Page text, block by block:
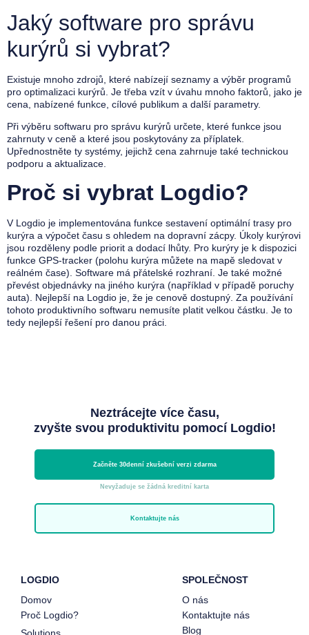
Jaký software pro správu
kurýrů si vybrat?
Existuje mnoho zdrojů, které nabízejí seznamy a výběr programů
pro optimalizaci kurýrů. Je třeba vzít v úvahu mnoho faktorů, jako je
cena, nabízené funkce, cílové publikum a další parametry.
Při výběru softwaru pro správu kurýrů určete, které funkce jsou
zahrnuty v ceně a které jsou poskytovány za příplatek.
Upřednostněte ty systémy, jejichž cena zahrnuje také technickou
podporu a aktualizace.
Proč si vybrat Logdio?
V Logdio je implementována funkce sestavení optimální trasy pro
kurýra a výpočet času s ohledem na dopravní zácpy. Úkoly kurýrovi
jsou rozděleny podle priorit a dodací lhůty. Pro kurýry je k dispozici
funkce GPS-tracker (polohu kurýra můžete na mapě sledovat v
reálném čase). Software má přátelské rozhraní. Je také možné
převést objednávky na jiného kurýra (například v případě poruchy
auta). Nejlepší na Logdio je, že je cenově dostupný. Za používání
tohoto produktivního softwaru nemusíte platit velkou částku. Je to
tedy nejlepší řešení pro danou práci.
Neztrácejte více času,
zvyšte svou produktivitu pomocí Logdio!
Začněte 30denní zkušební verzi zdarma
Nevyžaduje se žádná kreditní karta
Kontaktujte nás
LOGDIO
Domov
Proč Logdio?
SPOLEČNOST
O nás
Kontaktujte nás
Blog